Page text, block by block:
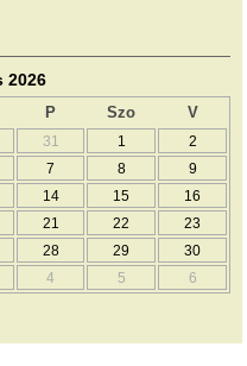
2026
P Szo V
31 1
2
7 8
9
14 15
16
21 22
23
28 29
30
4 5 6